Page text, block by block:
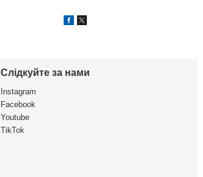
Слідкуйте за нами
Instagram
Facebook
Youtube
TikTok